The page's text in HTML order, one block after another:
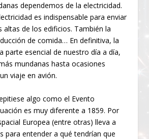
dependemos de la electricidad.
es indispensable para enviar
altas de los edificios. También la
de comida… En definitiva, la
parte esencial de nuestro día a día,
mundanas hasta ocasiones
viaje en avión.
algo como el Evento
es muy diferente a 1859. Por
Europea (entre otras) lleva a
para entender a qué tendrían que